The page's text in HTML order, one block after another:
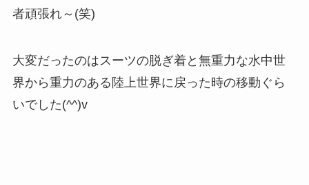
者頑張れ～(笑)
大変だったのはスーツの脱ぎ着と無重力な水中世
界から重力のある陸上世界に戻った時の移動ぐら
いでした(^^)v